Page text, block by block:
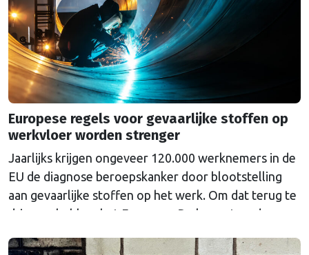
vaatziekten zijn de grootste doodsoorzaak in
Europa: elk jaar …Continued
Europese regels voor gevaarlijke stoffen op
werkvloer worden strenger
Jaarlijks krijgen ongeveer 120.000 werknemers in de
EU de diagnose beroepskanker door blootstelling
aan gevaarlijke stoffen op het werk. Om dat terug te
dringen, hebben het Europees Parlement en de
chemicaliën die worden gebruikt in onder meer de